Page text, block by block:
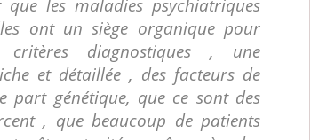
que les maladies psychiatriques
ont un siège organique pour
diagnostiques , une
et détaillée , des facteurs de
part génétique, que ce sont des
, que beaucoup de patients